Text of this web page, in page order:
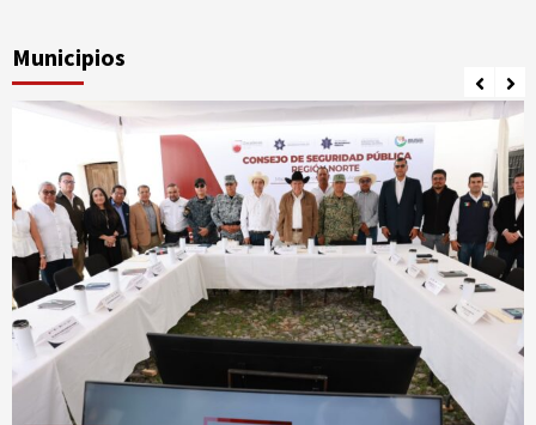
Municipios